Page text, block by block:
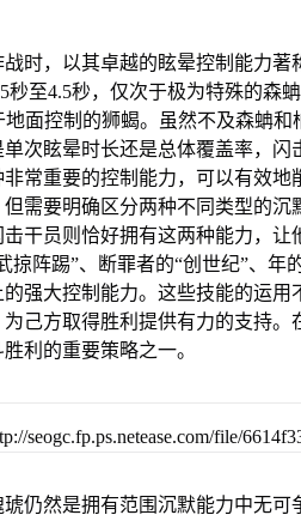
时，以其卓越的眩晕控制能力
秒至4.5秒，仅次于极为特殊的森
地面控制的狮蝎。虽然不及森蚺
次眩晕时长还是总体覆盖率，闪
常重要的控制能力，可以有效
需要明确区分两种不同类型的
干员则恰好拥有这两种能力，让
掠阵踢”、断罪者的“创世纪”、年
强大控制能力。这些技能的运
己方取得胜利提供有力的支持
利的重要策略之一。
琥仍然是拥有范围沉默能力中无